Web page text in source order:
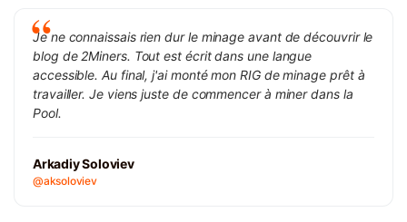
Je ne connaissais rien dur le minage avant de découvrir le
blog de 2Miners. Tout est écrit dans une langue
accessible. Au final, j'ai monté mon RIG de minage prêt à
travailler. Je viens juste de commencer à miner dans la
Pool.
Arkadiy Soloviev
@aksoloviev